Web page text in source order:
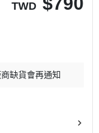
TWD
缺貨會再通知